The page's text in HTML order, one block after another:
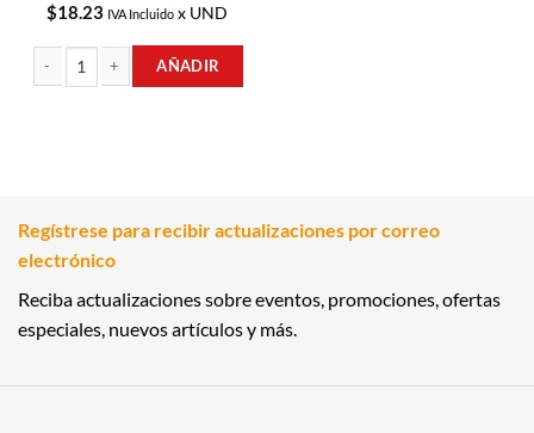
$18.23 IVA Incluidox UND
AÑADIR
Regístrese para recibir actualizaciones por correo
electrónico
Reciba actualizaciones sobre eventos, promociones, ofertas
especiales, nuevos artículos y más.